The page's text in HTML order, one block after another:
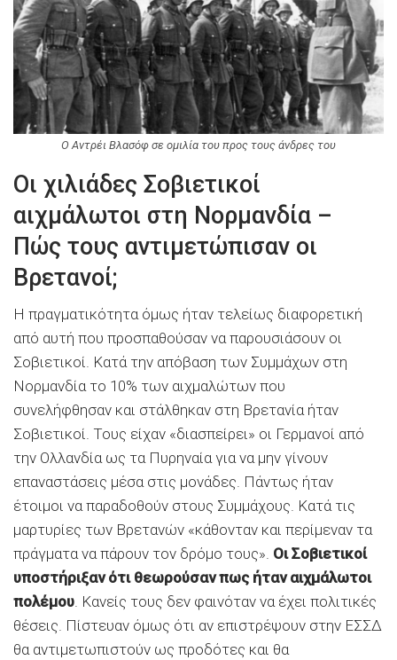
Ο Αντρέι Βλασόφ σε ομιλία του προς τους άνδρες του
Οι χιλιάδες Σοβιετικοί
αιχμάλωτοι στη Νορμανδία –
Πώς τους αντιμετώπισαν οι
Βρετανοί;
Η πραγματικότητα όμως ήταν τελείως διαφορετική
από αυτή που προσπαθούσαν να παρουσιάσουν οι
Σοβιετικοί. Κατά την απόβαση των Συμμάχων στη
Νορμανδία το 10% των αιχμαλώτων που
συνελήφθησαν και στάλθηκαν στη Βρετανία ήταν
Σοβιετικοί. Τους είχαν «διασπείρει» οι Γερμανοί από
την Ολλανδία ως τα Πυρηναία για να μην γίνουν
επαναστάσεις μέσα στις μονάδες. Πάντως ήταν
έτοιμοι να παραδοθούν στους Συμμάχους. Κατά τις
μαρτυρίες των Βρετανών «κάθονταν και περίμεναν τα
πράγματα να πάρουν τον δρόμο τους». Οι Σοβιετικοί
υποστήριξαν ότι θεωρούσαν πως ήταν αιχμάλωτοι
πολέμου. Κανείς τους δεν φαινόταν να έχει πολιτικές
θέσεις. Πίστευαν όμως ότι αν επιστρέψουν στην ΕΣΣΔ
θα αντιμετωπιστούν ως προδότες και θα